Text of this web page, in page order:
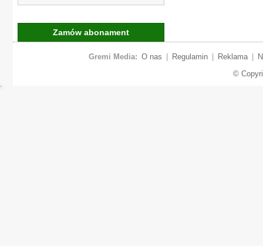
Zamów abonament
Gremi Media: O nas Regulamin Reklama
©